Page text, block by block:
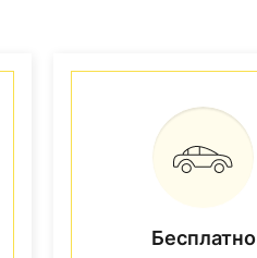
Бесплатно